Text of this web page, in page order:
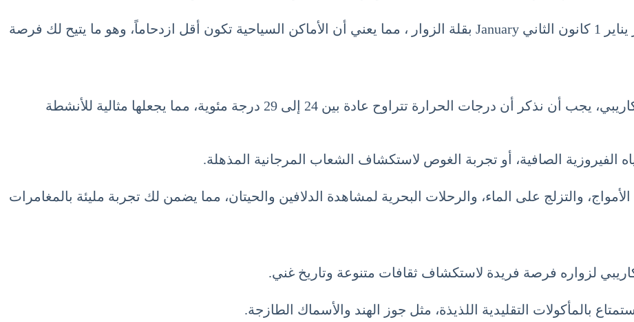
إلى جانب ذلك،تتميز السياحة في البحر الكاريبي شهر يناير 1 كانون الثاني January بقلة الزوار ، مما يعني أن الأماكن السياحية تكون أقل ازدحاماً، وهو ما يتيح لك فرصة
عندما نتحدث عن الطقس في شهر يناير في البحر الكاريبي، يجب أن نذكر أن درجات الحرارة تتراوح عادة بين 24 إلى 29 درجة مئوية، مما يجعلها مثالية للأنشطة
الفيروزية الصافية، أو تجربة الغوص لاستكشاف الشعاب المرجانية المذهلة.
والتزلج على الماء، والرحلات البحرية لمشاهدة الدلافين والحيتان، مما يضمن لك تجربة مليئة بالمغامرات
لزواره فرصة فريدة لاستكشاف ثقافات متنوعة وتاريخ غني.
بالمأكولات التقليدية اللذيذة، مثل جوز الهند والأسماك الطازجة.